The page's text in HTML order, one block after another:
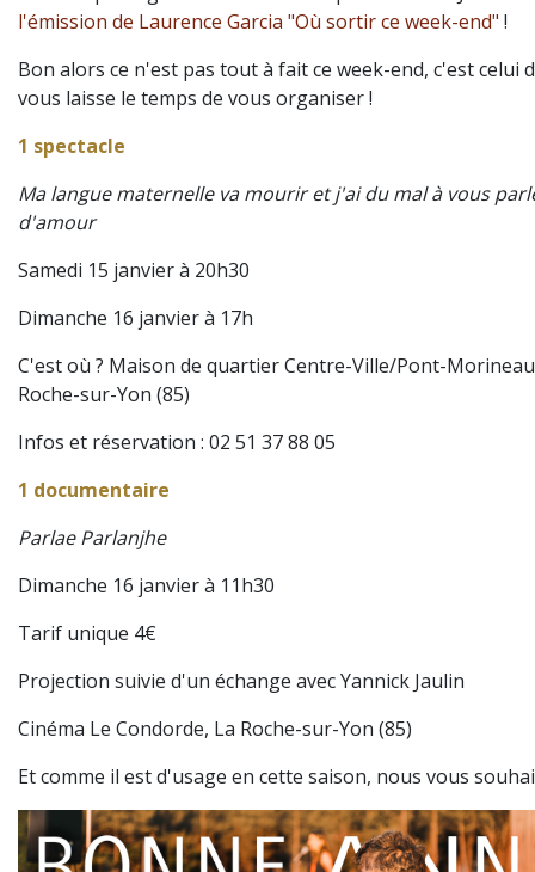
l'émission de Laurence Garcia "Où sortir ce week-end" !
Bon alors ce n'est pas tout à fait ce week-end, c'est celui
vous laisse le temps de vous organiser !
1 spectacle
Ma langue maternelle va mourir et j'ai du mal à vous
d'amour
Samedi 15 janvier à 20h30
Dimanche 16 janvier à 17h
C'est où ? Maison de quartier Centre-Ville/Pont-
Roche-sur-Yon (85)
Infos et réservation : 02 51 37 88 05
1 documentaire
Parlae Parlanjhe
Dimanche 16 janvier à 11h30
Tarif unique 4€
Projection suivie d'un échange avec Yannick Jaulin
Cinéma Le Condorde, La Roche-sur-Yon (85)
Et comme il est d'usage en cette saison, nous vous